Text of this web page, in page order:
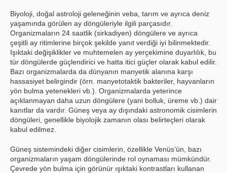
Biyoloji, doğal astroloji geleneğinin veba, tarım ve ayrıca deniz
yaşamında görülen ay döngüleriyle ilgili parçasıdır.
Organizmaların 24 saatlik (sirkadiyen) döngülere ve ayrıca
çeşitli ay ritimlerine birçok şekilde yanıt verdiği iyi bilinmektedir.
Işıktaki değişiklikler ve muhtemelen ay yerçekimine duyarlılık, bu
tür döngülerde güçlendirici ve hatta itici güçler olarak kabul edilir.
Bazı organizmalarda da dünyanın manyetik alanına karşı
hassasiyet belirgindir (örn. manyetotaktik bakteriler, hayvanların
yön bulma yetenekleri vb.). Organizmalarda yeterince
açıklanmayan daha uzun döngülere (yani bolluk, üreme vb.) dair
kanıtlar da vardır. Güneş veya ay dışındaki astronomik cisimlerin
döngüleri, genellikle biyolojik zamanın olası belirteçleri olarak
kabul edilmez.
Güneş sistemindeki diğer cisimlerin, özellikle Venüs’ün, bazı
organizmaların yaşam döngülerinde rol oynaması mümkündür.
Çevrede yön bulma için görünür ışıktaki kontrastları kullanan